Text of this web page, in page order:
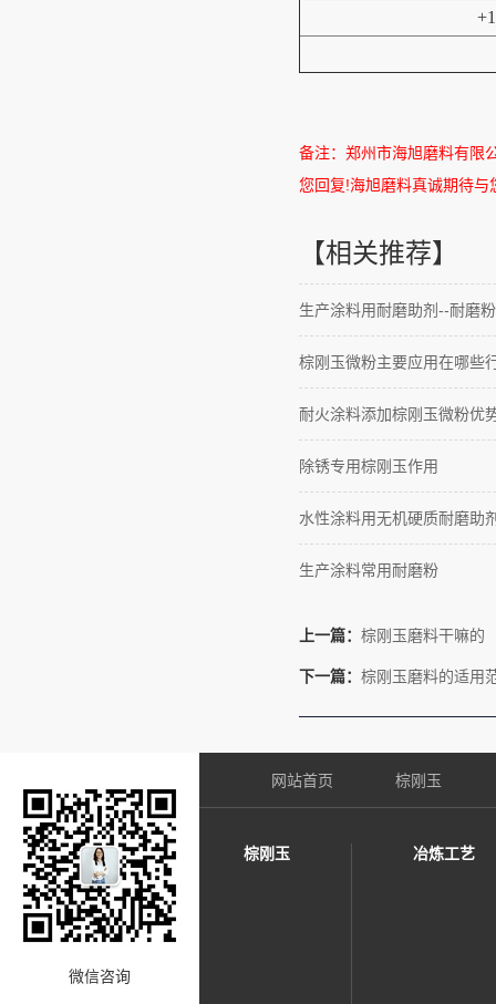
备注：郑州市海旭磨料有限
您回复!海旭磨料真诚期待与
【相关推荐】
生产涂料用耐磨助剂--耐磨粉
棕刚玉微粉主要应用在哪些
耐火涂料添加棕刚玉微粉优
除锈专用棕刚玉作用
水性涂料用无机硬质耐磨助
生产涂料常用耐磨粉
上一篇： 棕刚玉磨料干嘛的
下一篇： 棕刚玉磨料的适用
微信咨询
网站首页 棕刚玉
棕刚玉 冶炼工艺